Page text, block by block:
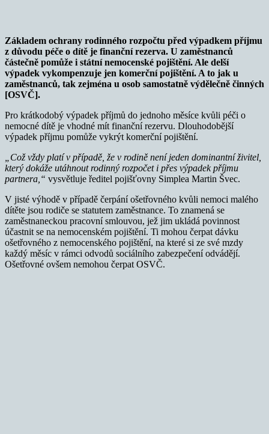
Základem ochrany rodinného rozpočtu před výpadkem příjmu
z důvodu péče o dítě je finanční rezerva. U zaměstnanců
částečně pomůže i státní nemocenské pojištění. Ale delší
výpadek vykompenzuje jen komerční pojištění. A to jak u
zaměstnanců, tak zejména u osob samostatně výdělečně činných
[OSVČ].
Pro krátkodobý výpadek příjmů do jednoho měsíce kvůli péči o
nemocné dítě je vhodné mít finanční rezervu. Dlouhodobější
výpadek příjmu pomůže vykrýt komerční pojištění.
„Což vždy platí v případě, že v rodině není jeden dominantní živitel,
který dokáže utáhnout rodinný rozpočet i přes výpadek příjmu
partnera,“ vysvětluje ředitel pojišťovny Simplea Martin Švec.
V jisté výhodě v případě čerpání ošetřovného kvůli nemoci malého
dítěte jsou rodiče se statutem zaměstnance. To znamená se
zaměstnaneckou pracovní smlouvou, jež jim ukládá povinnost
účastnit se na nemocenském pojištění. Ti mohou čerpat dávku
ošetřovného z nemocenského pojištění, na které si ze své mzdy
každý měsíc v rámci odvodů sociálního zabezpečení odvádějí.
Ošetřovné ovšem nemohou čerpat OSVČ.